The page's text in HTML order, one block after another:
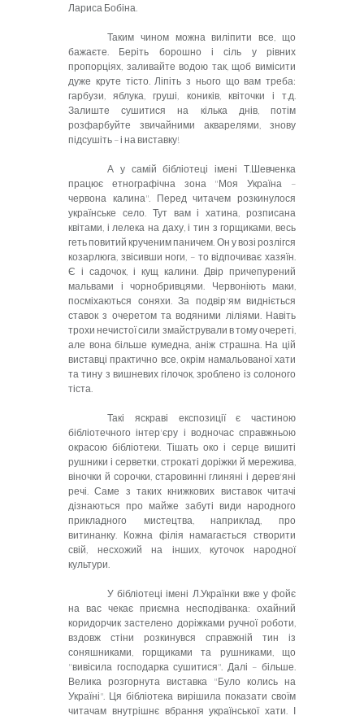
Лариса Бобіна.
Таким чином можна виліпити все, що
бажаєте. Беріть борошно і сіль у рівних
пропорціях, заливайте водою так, щоб вимісити
дуже круте тісто. Ліпіть з нього що вам треба:
гарбузи, яблука, груші, коників, квіточки і т.д.
Залиште сушитися на кілька днів, потім
розфарбуйте звичайними акварелями, знову
підсушіть – і на виставку!
А у самій бібліотеці імені Т.Шевченка
працює етнографічна зона "Моя Україна –
червона калина". Перед читачем розкинулося
українське село. Тут вам і хатина, розписана
квітами, і лелека на даху, і тин з горщиками, весь
геть повитий крученим паничем. Он у возі розлігся
козарлюга, звісивши ноги, – то відпочиває хазяїн.
Є і садочок, і кущ калини. Двір причепурений
мальвами і чорнобривцями. Червоніють маки,
посміхаються соняхи. За подвір'ям видніється
ставок з очеретом та водяними ліліями. Навіть
трохи нечистої сили змайстрували в тому очереті,
але вона більше кумедна, аніж страшна. На цій
виставці практично все, окрім намальованої хати
та тину з вишневих гілочок, зроблено із солоного
тіста.
Такі яскраві експозиції є частиною
бібліотечного інтер'єру і водночас справжньою
окрасою бібліотеки. Тішать око і серце вишиті
рушники і серветки, строкаті доріжки й мережива,
віночки й сорочки, старовинні глиняні і дерев'яні
речі. Саме з таких книжкових виставок читачі
дізнаються про майже забуті види народного
прикладного мистецтва, наприклад, про
витинанку. Кожна філія намагається створити
свій, несхожий на інших, куточок народної
культури.
У бібліотеці імені Л.Українки вже у фойє
на вас чекає приємна несподіванка: охайний
коридорчик застелено доріжками ручної роботи,
вздовж стіни розкинувся справжній тин із
соняшниками, горщиками та рушниками, що
"вивісила господарка сушитися". Далі – більше.
Велика розгорнута виставка "Було колись на
Україні". Ця бібліотека вирішила показати своїм
читачам внутрішнє вбрання української хати. І